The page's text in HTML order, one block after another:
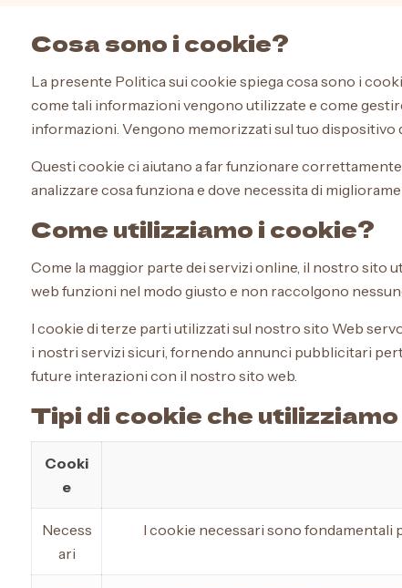
Cosa sono i cookie?
La presente Politica sui cookie spiega cosa sono i
come tali informazioni vengono utilizzate e come
informazioni. Vengono memorizzati sul tuo dispositivo
Questi cookie ci aiutano a far funzionare
analizzare cosa funziona e dove necessita di
Come utilizziamo i cookie?
Come la maggior parte dei servizi online, il nostro
web funzioni nel modo giusto e non raccolgono
I cookie di terze parti utilizzati sul nostro sito Web
i nostri servizi sicuri, fornendo annunci pubblicitari
future interazioni con il nostro sito web.
Tipi di cookie che utilizziamo
Cooki
e
Necess
ari
I cookie necessari sono fondamentali
Formaggi
Salumi
Sapori
Calabria
Pasta
Specialità